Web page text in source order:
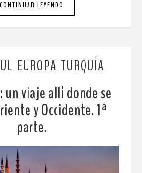
CONTINUAR LEYENDO
EUROPA TURQUÍA
un viaje allí donde se
y Occidente. 1ª
parte.